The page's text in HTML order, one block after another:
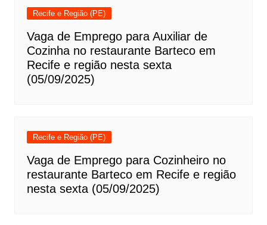
Recife e Região (PE)
Vaga de Emprego para Auxiliar de
Cozinha no restaurante Barteco em
Recife e região nesta sexta
(05/09/2025)
Recife e Região (PE)
Vaga de Emprego para Cozinheiro no
restaurante Barteco em Recife e região
nesta sexta (05/09/2025)